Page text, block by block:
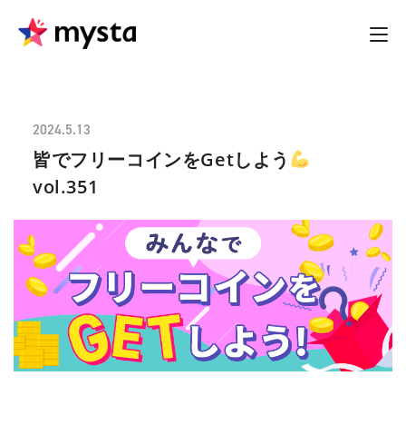
2024.5.13
皆でフリーコインをGetしよう
vol.351